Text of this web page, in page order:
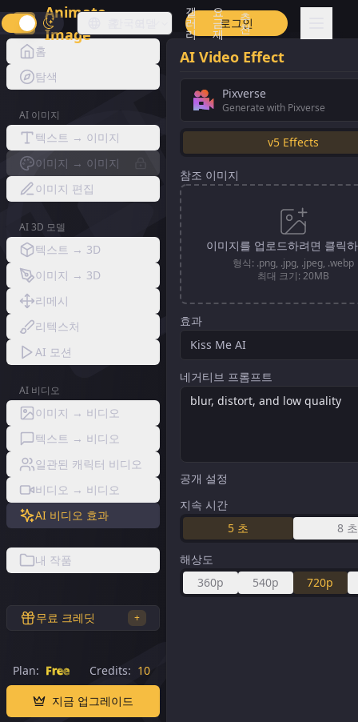
Animate
Image
갤
러
리
요
금
제
추
천
로그인
홈
탐색
AI 이미지
텍스트 → 이미지
이미지 → 이미지
이미지 편집
AI 3D 모델
텍스트 → 3D
이미지 → 3D
리메시
리텍스처
AI 모션
AI 비디오
이미지 → 비디오
텍스트 → 비디오
일관된 캐릭터 비디오
비디오 → 비디오
AI 비디오 효과
내 작품
무료 크레딧 +
Plan: Free Credits: 10
지금 업그레이드
AI Video Effect
Pixverse
Generate with Pixverse
v5 Effects
참조 이미지
이미지를 업로드하려면 클릭
형식: .png, .jpg, .jpeg, .webp
최대 크기: 20MB
효과
Kiss Me AI
네거티브 프롬프트
공개 설정
지속 시간
5 초 8 초
해상도
360p
540p 720p